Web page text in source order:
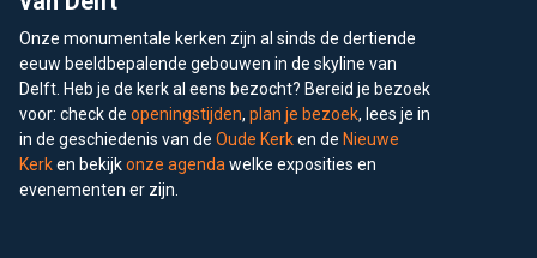
Onze monumentale kerken zijn al sinds de dertiende
eeuw beeldbepalende gebouwen in de skyline van
Delft. Heb je de kerk al eens bezocht? Bereid je bezoek
voor: check de openingstijden, plan je bezoek, lees je in
in de geschiedenis van de Oude Kerken de Nieuwe
Kerken bekijkonze agenda welke exposities en
evenementen er zijn.